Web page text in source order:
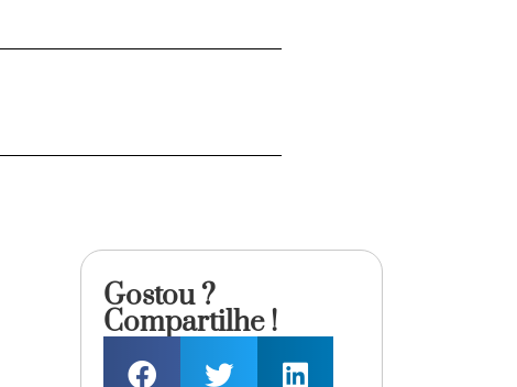
Gostou ?
Compartilhe !